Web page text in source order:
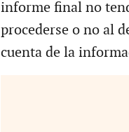
informe final no
procederse o no al
cuenta de la